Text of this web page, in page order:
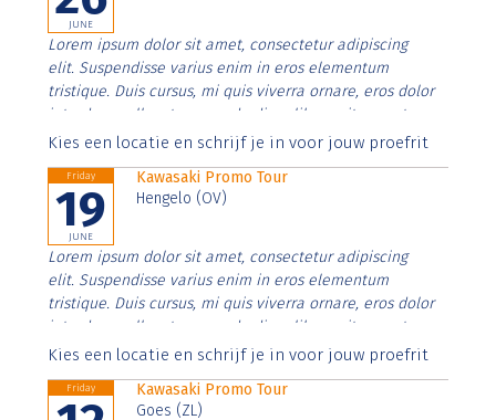
JUNE
Lorem ipsum dolor sit amet, consectetur adipiscing
elit. Suspendisse varius enim in eros elementum
tristique. Duis cursus, mi quis viverra ornare, eros dolor
interdum nulla, ut commodo diam libero vitae erat.
Aenean faucibus nibh et justo cursus id rutrum lorem
Kies een locatie en schrijf je in voor jouw proefrit
Friday
19
JUNE
Kawasaki Promo Tour
Hengelo (OV)
Lorem ipsum dolor sit amet, consectetur adipiscing
elit. Suspendisse varius enim in eros elementum
tristique. Duis cursus, mi quis viverra ornare, eros dolor
interdum nulla, ut commodo diam libero vitae erat.
Aenean faucibus nibh et justo cursus id rutrum lorem
Kies een locatie en schrijf je in voor jouw proefrit
Friday
Kawasaki Promo Tour
Goes (ZL)